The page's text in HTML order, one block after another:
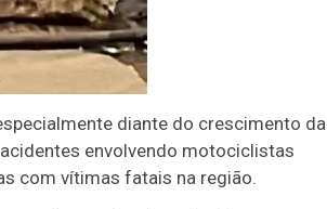
diante do crescimento da
envolvendo motociclistas
com vítimas fatais na região.